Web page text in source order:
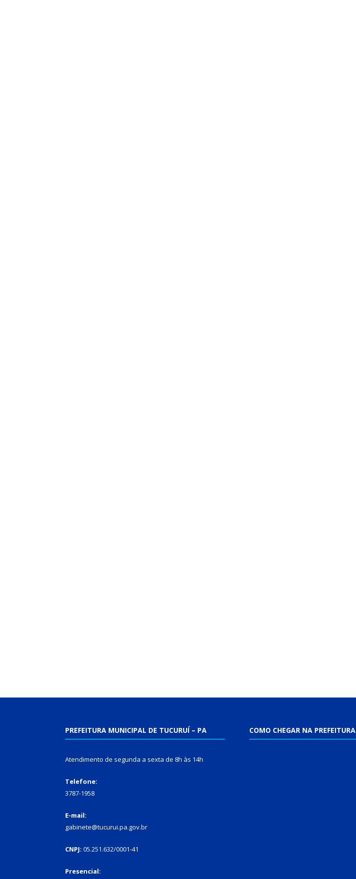
PREFEITURA MUNICIPAL DE TUCURUÍ – PA
Atendimento de segunda a sexta de 8h às 14h
Telefone:
3787-1958
E-mail:
gabinete@tucurui.pa.gov.br
CNPJ: 05.251.632/0001-41
Presencial:
COMO CHEGAR NA PREFEITURA